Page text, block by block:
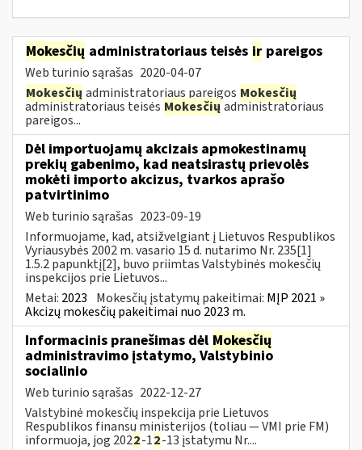
Mokesčių administratoriaus teisės ir pareigos
Web turinio sąrašas 2020-04-07
Mokesčių administratoriaus pareigos Mokesčių
administratoriaus teisės Mokesčių administratoriaus
pareigos...
Dėl importuojamų akcizais apmokestinamų
prekių gabenimo, kad neatsirastų prievolės
mokėti importo akcizus, tvarkos aprašo
patvirtinimo
Web turinio sąrašas 2023-09-19
Informuojame, kad, atsižvelgiant į Lietuvos Respublikos
Vyriausybės 2002 m. vasario 15 d. nutarimo Nr. 235[1]
1.5.2 papunktį[2], buvo priimtas Valstybinės mokesčių
inspekcijos prie Lietuvos...
Metai: 2023 Mokesčių įstatymų pakeitimai: MĮP 2021 »
Akcizų mokesčių pakeitimai nuo 2023 m.
Informacinis pranešimas dėl Mokesčių
administravimo įstatymo, Valstybinio
socialinio
Web turinio sąrašas 2022-12-27
Valstybinė mokesčių inspekcija prie Lietuvos
Respublikos finansų ministerijos (toliau — VMI prie FM)
informuoja, jog 2022-12-13 įstatymu Nr....